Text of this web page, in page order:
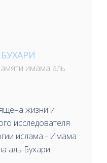
имама аль
жизни и
исследователя
ислама - Имама
аль Бухари.